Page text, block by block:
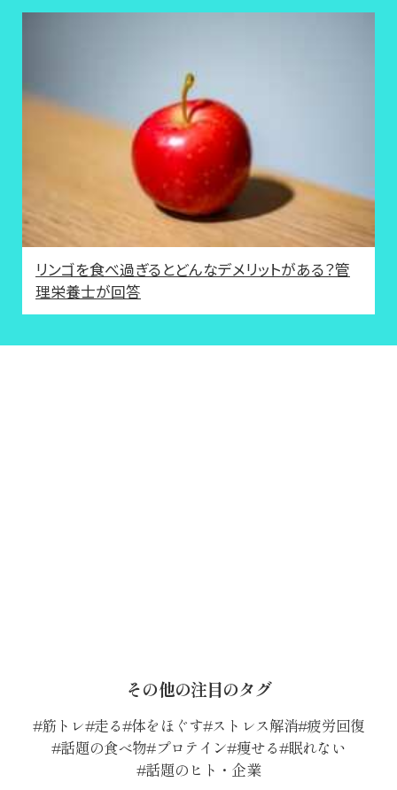
リンゴを食べ過ぎるとどんなデメリットがある？管
理栄養士が回答
その他の注目のタグ
筋トレ 走る 体をほぐす ストレス解消 疲労回復
話題の食べ物 プロテイン 痩せる 眠れない
話題のヒト・企業